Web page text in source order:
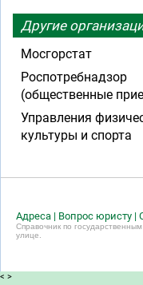
Другие
Мосгорстат
Роспотребнадзор
(общественные
Управления
культуры и спорта
Адреса | Вопрос юристу |
Справочник по
улице.
< >